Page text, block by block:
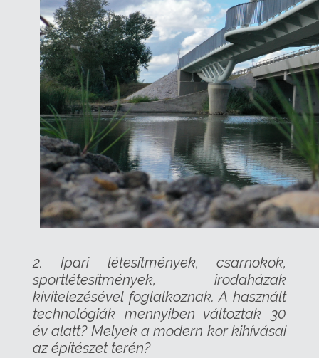
2. Ipari létesítmények, csarnokok,
sportlétesítmények, irodaházak
kivitelezésével foglalkoznak. A használt
technológiák mennyiben változtak 30
év alatt? Melyek a modern kor kihívásai
az építészet terén?